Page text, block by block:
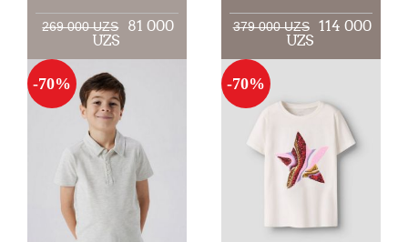
269 000 UZS
81 000
UZS
379 000 UZS
114 000
UZS
-70% -70%